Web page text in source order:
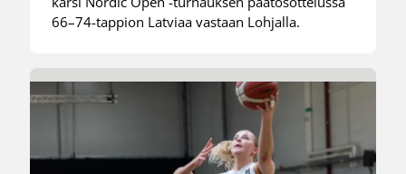
66–74-tappion Latviaa vastaan Lohjalla.